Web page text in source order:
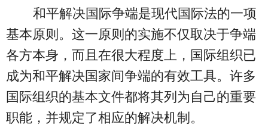
和平解决国际争端是现代国际法的一项
基本原则。这一原则的实施不仅取决于争端
各方本身，而且在很大程度上，国际组织已
成为和平解决国家间争端的有效工具。许多
国际组织的基本文件都将其列为自己的重要
职能，并规定了相应的解决机制。